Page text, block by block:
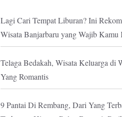
Lagi Cari Tempat Liburan? Ini
Wisata Banjarbaru yang Wajib Kamu
Telaga Bedakah, Wisata Keluarga di
Yang Romantis
9 Pantai Di Rembang, Dari Yang